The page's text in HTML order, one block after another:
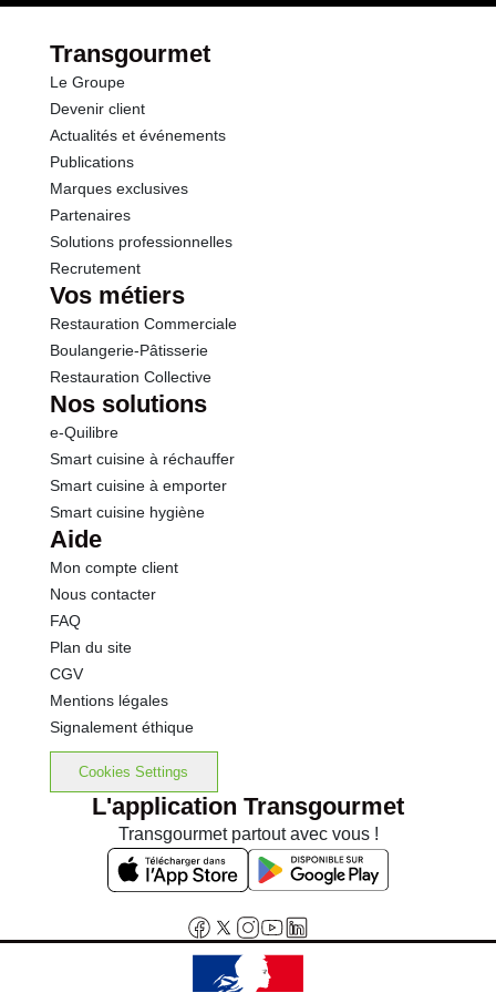
Protéines
Sel
Opérations
Transgourmet
Le Groupe
Devenir client
Actualités et événements
Publications
Marques exclusives
Partenaires
Solutions professionnelles
Recrutement
Vos métiers
Restauration Commerciale
Boulangerie-Pâtisserie
Restauration Collective
Nos solutions
e-Quilibre
Smart cuisine à réchauffer
Smart cuisine à emporter
Smart cuisine hygiène
Aide
Mon compte client
Nous contacter
FAQ
Plan du site
CGV
Mentions légales
Signalement éthique
Cookies Settings
L'application Transgourmet
Transgourmet partout avec vous !